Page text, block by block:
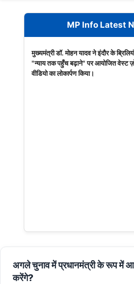
MP Info Latest
मुख्यमंत्री डॉ. मोहन यादव ने इंदौर के
"न्याय तक पहुँच बढ़ाने" पर आयोजित वेस्ट
वीडियो का लोकार्पण किया।
अगले चुनाव में प्रधानमंत्री के रूप में
करेंगे?